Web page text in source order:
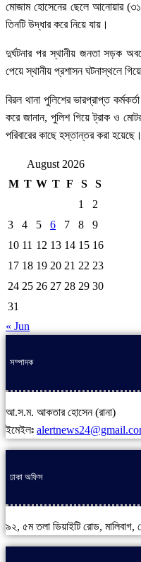
মোজাম হোসেনের ছেলে আনোয়ার
তিনটি উদ্ধার করে নিয়ে যায়।
দুর্ঘটনার পর স্থানীয় জনতা সড়ক
পেয়ে স্থানীয় প্রশাসন ঘটনাস্থলে
বিরল থানা পুলিশের ভারপ্রাপ্ত
করে জানান, পুলিশ গিয়ে ট্রাক ও
পরিবারের কাছে হস্তান্তর করা হয়েছে।
August 2026
M T W T F S
S
1
2
3
4 5 6 7 8
9
10 11 12 13 14 15 16
17 18 19 20 21 22 23
24 25 26 27 28 29 30
31
« Jun
সম্পাদক
আ.স.ম. আকতার হোসেন (রানা)
ইমেইলঃ
ঢাকা অফিস
৯২, ৫ম তলা ডিয়াইটি রোড,